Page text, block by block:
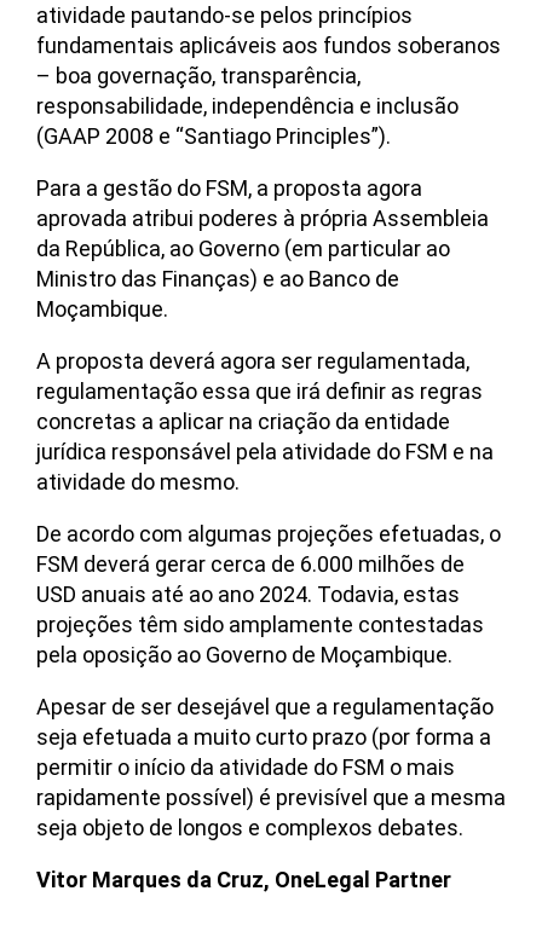
atividade pautando-se pelos princípios
fundamentais aplicáveis aos fundos soberanos
– boa governação, transparência,
responsabilidade, independência e inclusão
(GAAP 2008 e “Santiago Principles”).
Para a gestão do FSM, a proposta agora
aprovada atribui poderes à própria Assembleia
da República, ao Governo (em particular ao
Ministro das Finanças) e ao Banco de
Moçambique.
A proposta deverá agora ser regulamentada,
regulamentação essa que irá definir as regras
concretas a aplicar na criação da entidade
jurídica responsável pela atividade do FSM e na
atividade do mesmo.
De acordo com algumas projeções efetuadas, o
FSM deverá gerar cerca de 6.000 milhões de
USD anuais até ao ano 2024. Todavia, estas
projeções têm sido amplamente contestadas
pela oposição ao Governo de Moçambique.
Apesar de ser desejável que a regulamentação
seja efetuada a muito curto prazo (por forma a
permitir o início da atividade do FSM o mais
rapidamente possível) é previsível que a mesma
seja objeto de longos e complexos debates.
Vitor Marques da Cruz, OneLegal Partner